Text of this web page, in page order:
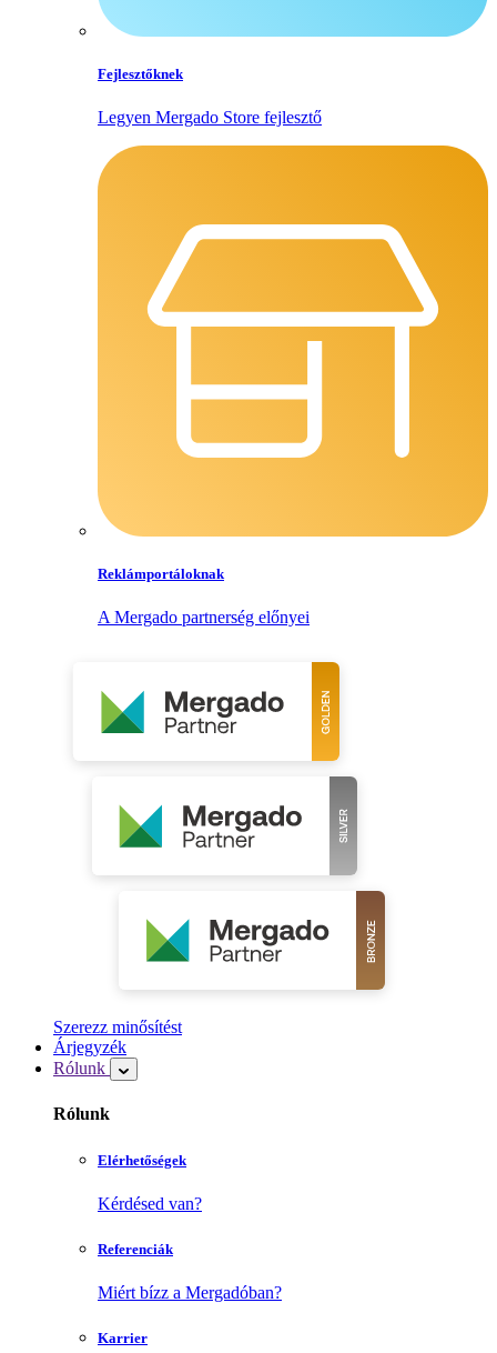
Fejlesztőknek
Legyen Mergado Store fejlesztő
Reklámportáloknak
A Mergado partnerség előnyei
Szerezz minősítést
Árjegyzék
Rólunk
Rólunk
Elérhetőségek
Kérdésed van?
Referenciák
Miért bízz a Mergadóban?
Karrier